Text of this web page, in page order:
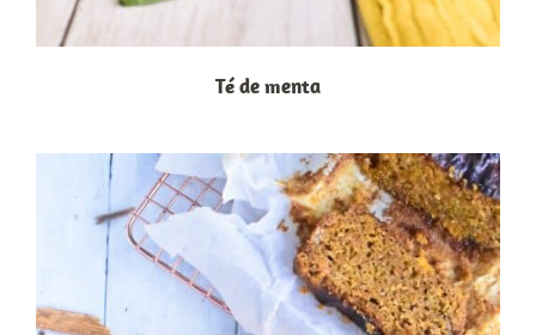
Té de menta